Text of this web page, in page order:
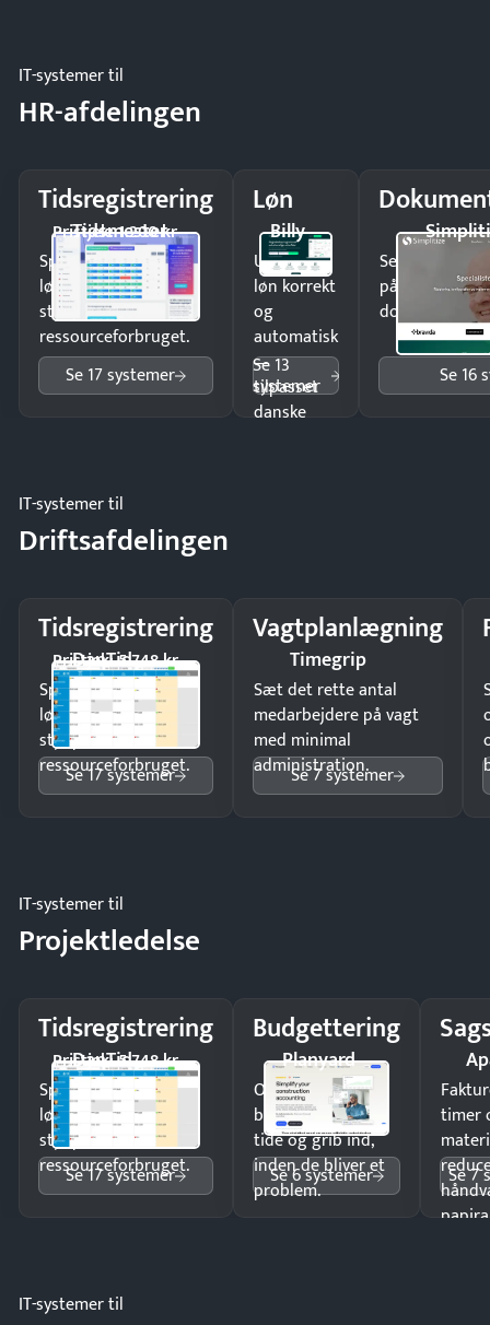
IT-systemer til
HR-afdelingen
Tidsregistrering
Tidsmester
Pristjek: 1.200 kr
Spar tid på
lønberegning og få
styr på
ressourceforbruget.
Se 17 systemer
Løn
Billy
Udbetal
løn korrekt
og
automatisk
—
tilpasset
danske
Se 13
systemer
Send
på minutter
dokumenter.
Se 16
IT-systemer til
Driftsafdelingen
Tidsregistrering
DanTid
Pristjek: 5.748 kr
Spar tid på
lønberegning og få
styr på
ressourceforbruget.
Se 17 systemer
Vagtplanlægning
Timegrip
Sæt det rette antal
medarbejdere på vagt
med minimal
administration.
Se 7 systemer
IT-systemer til
Projektledelse
Tidsregistrering
DanTid
Pristjek: 5.748 kr
Spar tid på
lønberegning og få
styr på
ressourceforbruget.
Se 17 systemer
Budgettering
Planyard
Opdag
budgetafvigelser i
tide og grib ind,
inden de bliver et
problem.
Se 6 systemer
timer
Se 7
IT-systemer til